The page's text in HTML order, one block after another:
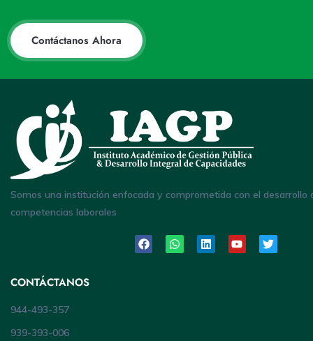
Contáctanos Ahora
Somos una institución enfocada y comprometida con el desarrollo
competencias laborales
CONTÁCTANOS
944-493-357
939-393-006